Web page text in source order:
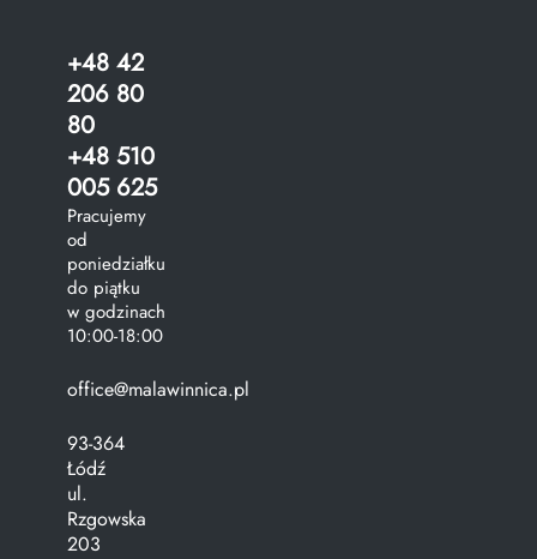
+48 42
206 80
80
+48 510
005 625
Pracujemy
od
poniedziałku
do piątku
w godzinach
10:00-18:00
office@malawinnica.pl
93-364
Łódź
ul.
Rzgowska
203